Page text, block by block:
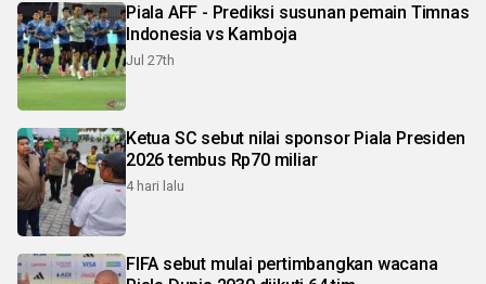
Piala AFF - Prediksi susunan pemain Timnas
Indonesia vs Kamboja
Jul 27th
Ketua SC sebut nilai sponsor Piala Presiden
2026 tembus Rp70 miliar
4 hari lalu
FIFA sebut mulai pertimbangkan wacana